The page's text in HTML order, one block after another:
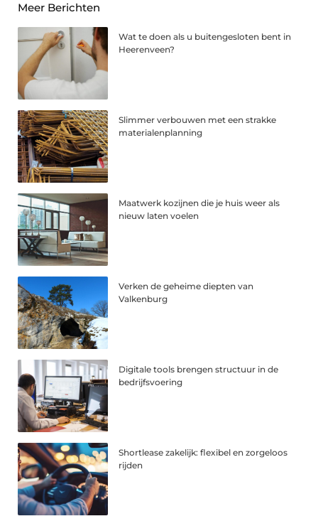
Meer Berichten
Wat te doen als u buitengesloten bent in
Heerenveen?
Slimmer verbouwen met een strakke
materialenplanning
Maatwerk kozijnen die je huis weer als
nieuw laten voelen
Verken de geheime diepten van
Valkenburg
Digitale tools brengen structuur in de
bedrijfsvoering
Shortlease zakelijk: flexibel en zorgeloos
rijden